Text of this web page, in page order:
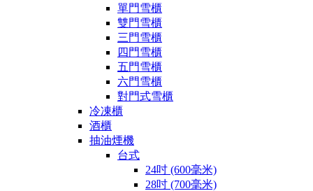
單門雪櫃
雙門雪櫃
三門雪櫃
四門雪櫃
五門雪櫃
六門雪櫃
對門式雪櫃
冷凍櫃
酒櫃
抽油煙機
台式
24吋 (600毫米)
28吋 (700毫米)